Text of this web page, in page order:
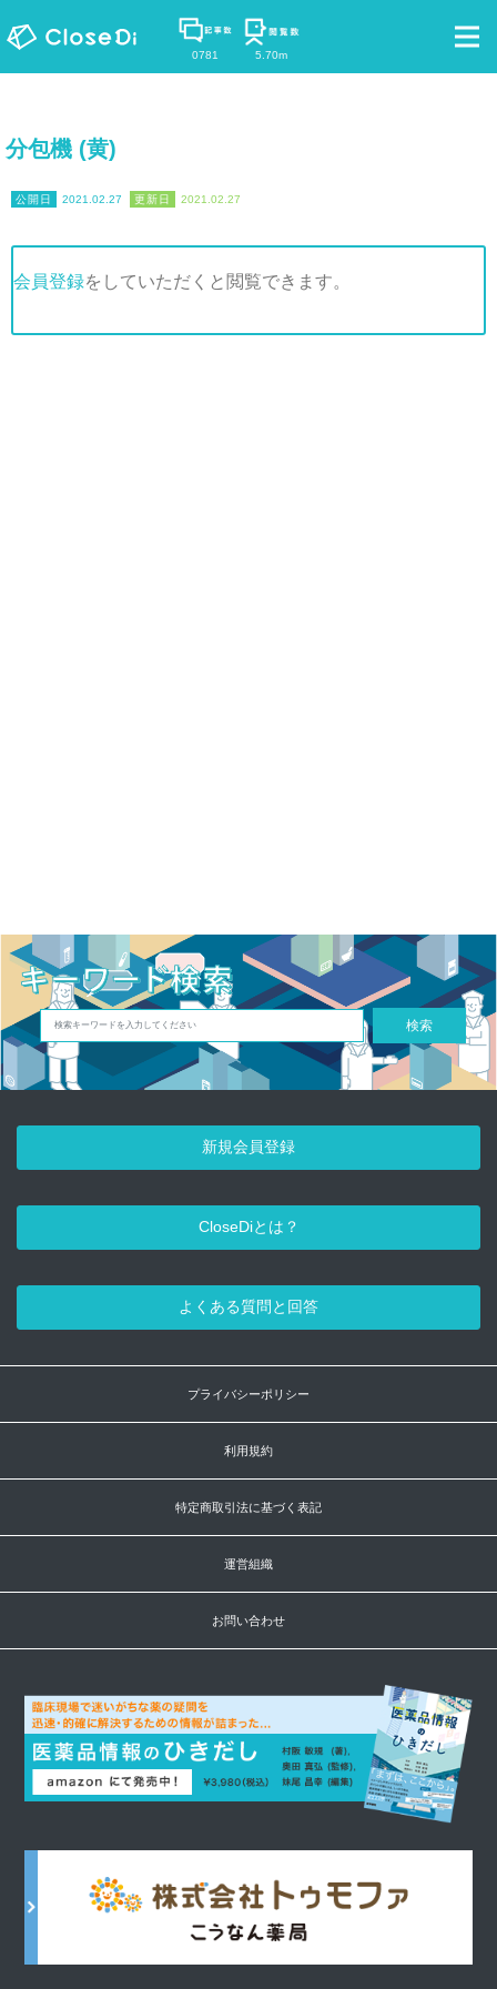
0781 5.70m
分包機 (黄)
2021.02.27 2021.02.27
会員登録をしていただくと閲覧できます。
検索
新規会員登録
CloseDiとは？
よくある質問と回答
プライバシーポリシー
利用規約
特定商取引法に基づく表記
運営組織
お問い合わせ